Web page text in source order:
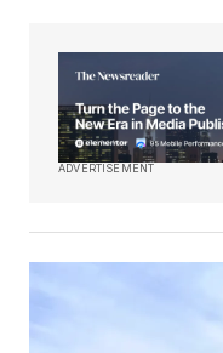
ADVERTISEMENT